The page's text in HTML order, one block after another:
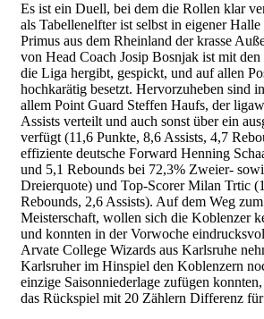
Es ist ein Duell, bei dem die Rollen klar
als Tabellenelfter ist selbst in eigener
Primus aus dem Rheinland der krasse
von Head Coach Josip Bosnjak ist mit den
die Liga hergibt, gespickt, und auf allen
hochkarätig besetzt. Hervorzuheben sind
allem Point Guard Steffen Haufs, der
Assists verteilt und auch sonst über ein
verfügt (11,6 Punkte, 8,6 Assists, 4,7
effiziente deutsche Forward Henning
und 5,1 Rebounds bei 72,3% Zweier-
Dreierquote) und Top-Scorer Milan Trtic
Rebounds, 2,6 Assists). Auf dem Weg
Meisterschaft, wollen sich die Koblenzer
und konnten in der Vorwoche
Arvate College Wizards aus Karlsruhe
Karlsruher im Hinspiel den Koblenzern
einzige Saisonniederlage zufügen
das Rückspiel mit 20 Zählern Differenz